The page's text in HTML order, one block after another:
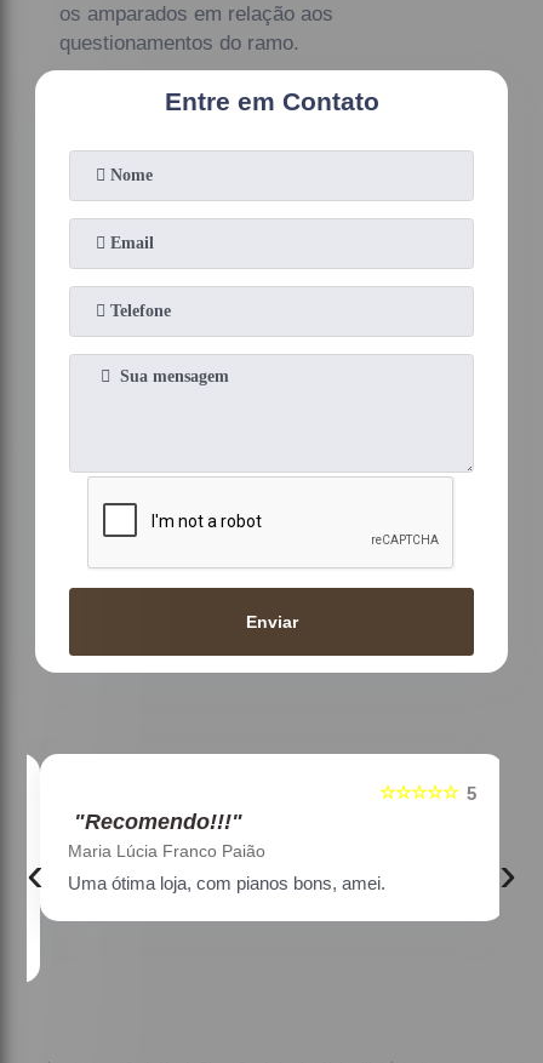
os amparados em relação aos
questionamentos do ramo.
Entre em Contato
Enviar
5
☆☆☆☆☆
"Recomendo!!!"
Maria Lúcia Franco Paião
Uma ótima loja, com pianos bons, amei.
‹ ›